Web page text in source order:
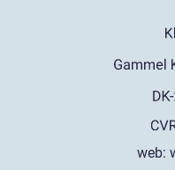
web: